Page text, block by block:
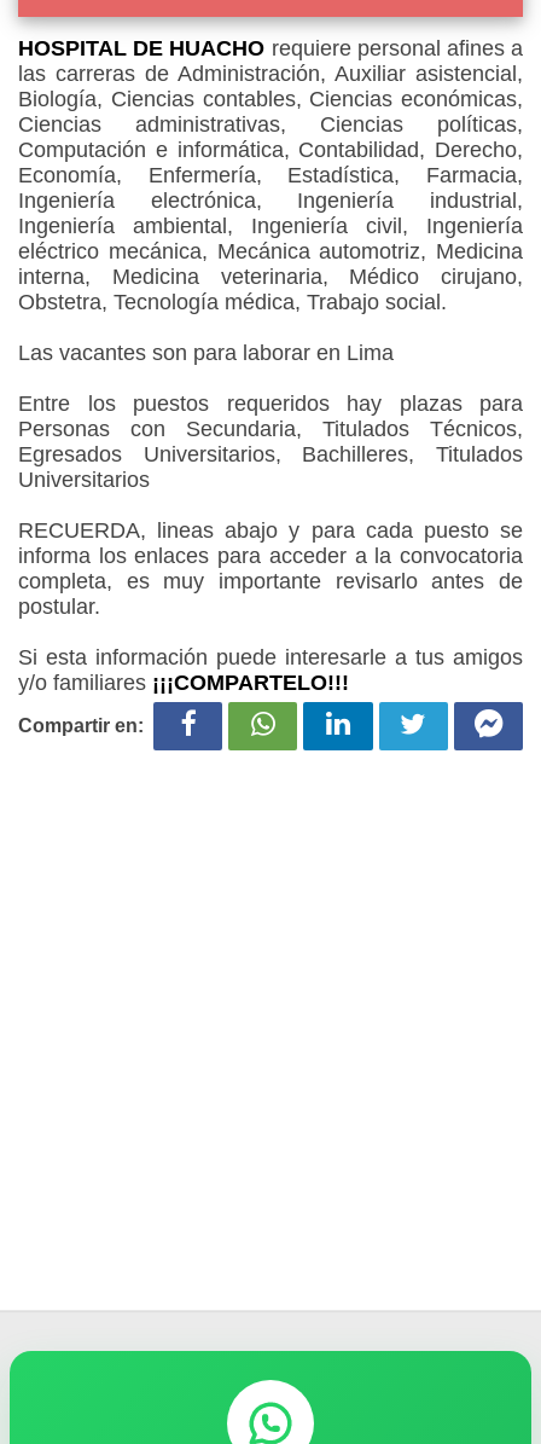
HOSPITAL DE HUACHO requiere personal afines a
las carreras de Administración, Auxiliar asistencial,
Biología, Ciencias contables, Ciencias económicas,
Ciencias administrativas, Ciencias políticas,
Computación e informática, Contabilidad, Derecho,
Economía, Enfermería, Estadística, Farmacia,
Ingeniería electrónica, Ingeniería industrial,
Ingeniería ambiental, Ingeniería civil, Ingeniería
eléctrico mecánica, Mecánica automotriz, Medicina
interna, Medicina veterinaria, Médico cirujano,
Obstetra, Tecnología médica, Trabajo social.
Las vacantes son para laborar en Lima
Entre los puestos requeridos hay plazas para
Personas con Secundaria, Titulados Técnicos,
Egresados Universitarios, Bachilleres, Titulados
Universitarios
RECUERDA, lineas abajo y para cada puesto se
informa los enlaces para acceder a la convocatoria
completa, es muy importante revisarlo antes de
postular.
Si esta información puede interesarle a tus amigos
y/o familiares ¡¡¡COMPARTELO!!!
Compartir en: